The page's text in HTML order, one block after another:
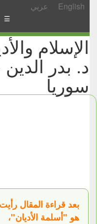
عربي English
☰
د. بدر
سوريا
بعد قراءة المقال
هو "أسلمة الأديان"،